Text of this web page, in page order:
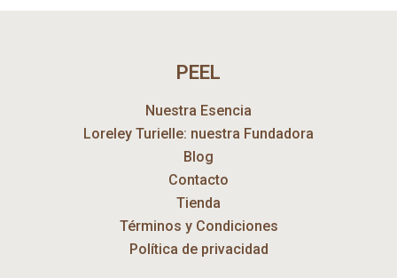
PEEL
Nuestra Esencia
Loreley Turielle: nuestra Fundadora
Blog
Contacto
Tienda
Términos y Condiciones
Política de privacidad